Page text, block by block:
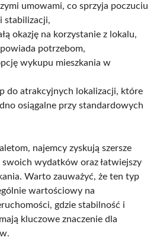
umowami, co sprzyja poczuciu
stabilizacji,
okazję na korzystanie z lokalu,
potrzebom,
wykupu mieszkania w
do atrakcyjnych lokalizacji, które
osiągalne przy standardowych
najemcy zyskują szersze
wydatków oraz łatwiejszy
Warto zauważyć, że ten typ
wartościowy na
gdzie stabilność i
kluczowe znaczenie dla